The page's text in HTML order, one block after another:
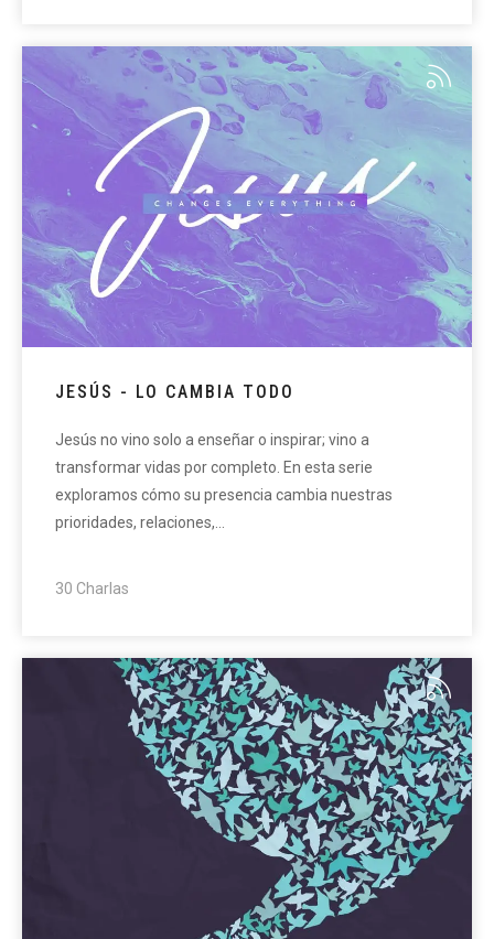
JESÚS - LO CAMBIA TODO
Jesús no vino solo a enseñar o inspirar; vino a
transformar vidas por completo. En esta serie
exploramos cómo su presencia cambia nuestras
prioridades, relaciones,…
30 Charlas